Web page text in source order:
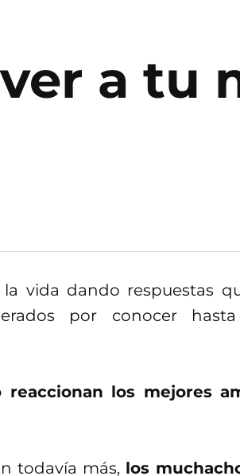
a tu
vida dando respuestas
por conocer
reaccionan los mejores
todavía más, los